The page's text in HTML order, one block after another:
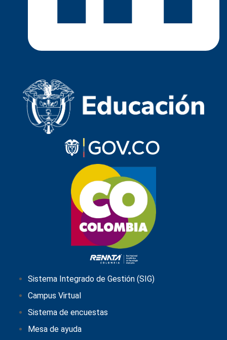
Sistema Integrado de Gestión (SIG)
Campus Virtual
Sistema de encuestas
Mesa de ayuda